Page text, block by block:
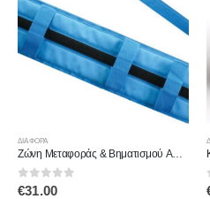
ΔΙΆΦΟΡΑ
Ζώνη Μεταφοράς & Βηματισμού AC-458 ALFACARE
0out of 5
€31.00